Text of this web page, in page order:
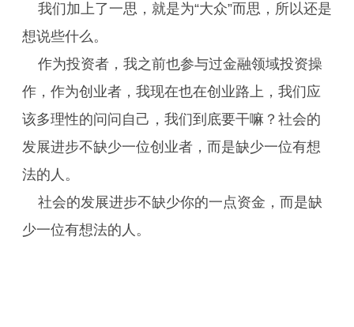
我们加上了一思，就是为“大众”而思，所以还是
想说些什么。
作为投资者，我之前也参与过金融领域投资操
作，作为创业者，我现在也在创业路上，我们应
该多理性的问问自己，我们到底要干嘛？社会的
发展进步不缺少一位创业者，而是缺少一位有想
法的人。
社会的发展进步不缺少你的一点资金，而是缺
少一位有想法的人。